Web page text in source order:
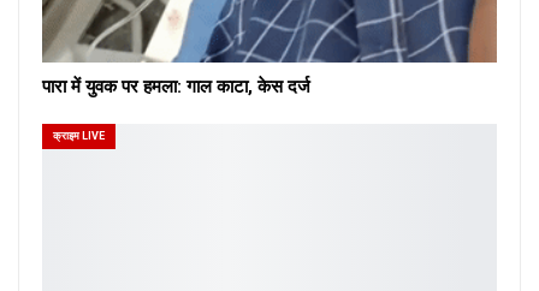
पारा में युवक पर हमला: गाल काटा, केस दर्ज
क्राइम LIVE